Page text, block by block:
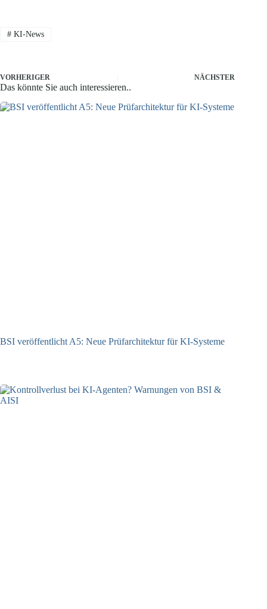
#KI-News
VORHERIGER NÄCHSTER
Das könnte Sie auch interessieren..
BSI veröffentlicht A5: Neue Prüfarchitektur für KI-Systeme